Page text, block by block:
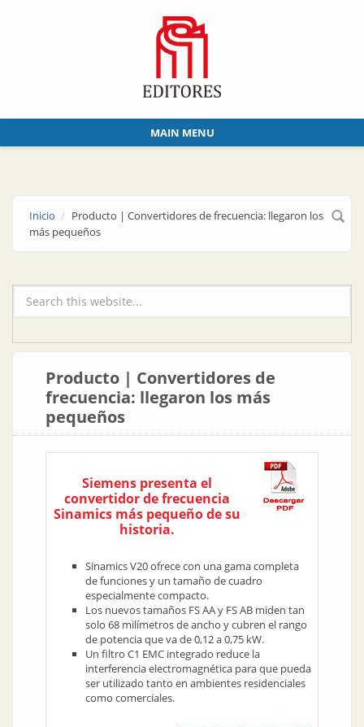
MAIN MENU
Inicio
Producto | Convertidores de frecuencia: llegaron los
más pequeños
Formulario de búsqueda
Producto | Convertidores de
frecuencia: llegaron los más
pequeños
Siemens presenta el
convertidor de frecuencia
Sinamics más pequeño de su
historia.
Sinamics V20 ofrece con una gama completa
de funciones y un tamaño de cuadro
especialmente compacto.
Los nuevos tamaños FS AA y FS AB miden tan
solo 68 milímetros de ancho y cubren el rango
de potencia que va de 0,12 a 0,75 kW.
Un filtro C1 EMC integrado reduce la
interferencia electromagnética para que pueda
ser utilizado tanto en ambientes residenciales
como comerciales.